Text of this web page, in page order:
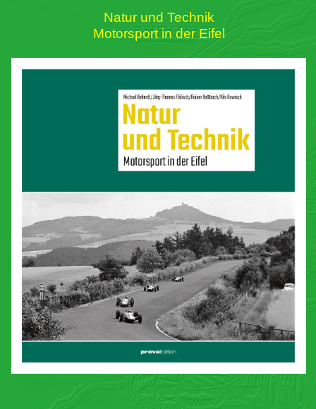
Natur und Technik
Motorsport in der Eifel